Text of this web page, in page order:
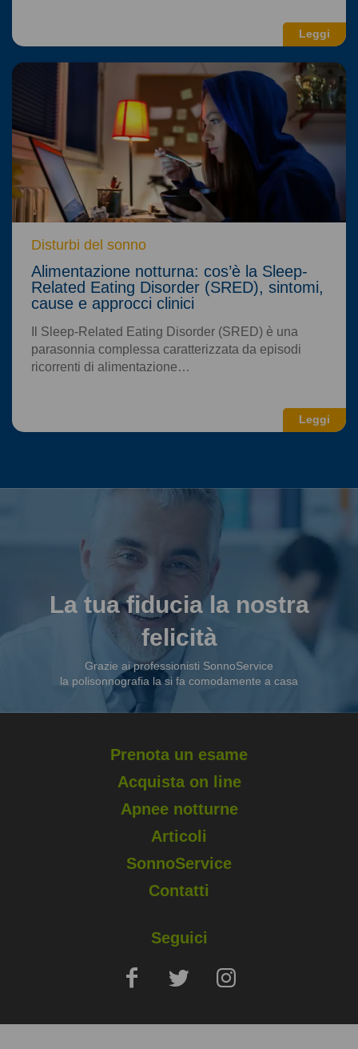
Leggi
Leggi
Disturbi del sonno
Alimentazione notturna: cos’è la Sleep-
Related Eating Disorder (SRED), sintomi,
cause e approcci clinici
Il Sleep-Related Eating Disorder (SRED) è una
parasonnia complessa caratterizzata da episodi
ricorrenti di alimentazione…
La tua fiducia la nostra
felicità
Grazie ai professionisti SonnoService
la polisonnografia la si fa comodamente a casa
Prenota un esame
Acquista on line
Apnee notturne
Articoli
SonnoService
Contatti
Seguici